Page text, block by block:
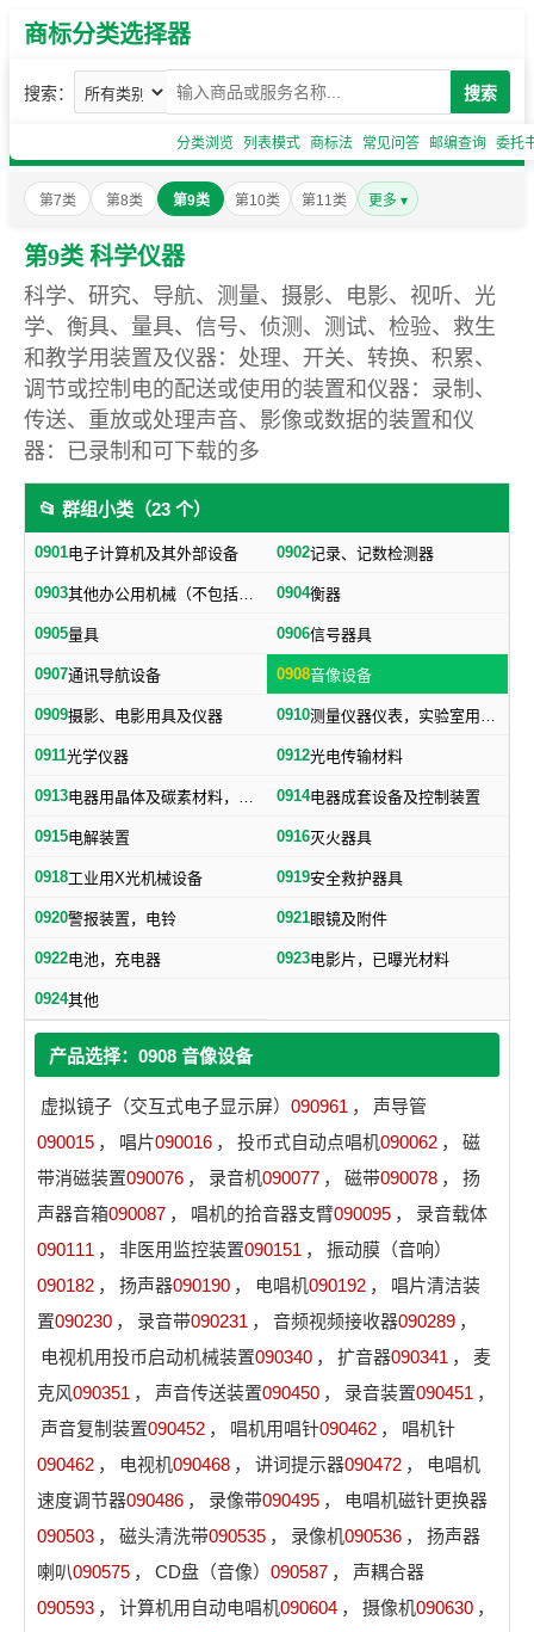
商标分类选择器
搜索： 搜索
分类浏览 列表模式 商标法 常见问答 邮编查询 委托
第7类 第8类 第9类 第10类 第11类 更多 ▾
第9类 科学仪器
科学、研究、导航、测量、摄影、电影、视听、光
学、衡具、量具、信号、侦测、测试、检验、救生
和教学用装置及仪器：处理、开关、转换、积累、
调节或控制电的配送或使用的装置和仪器：录制、
传送、重放或处理声音、影像或数据的装置和仪
器：已录制和可下载的多
📂 群组小类（23 个）
0901电子计算机及其外部设备 0902记录、记数检测器
0903 其他办公用机械（不包括打字机、誉写机、油印机） 0904衡器
0905量具 0906信号器具
0907通讯导航设备 0908音像设备
0909摄影、电影用具及仪器 0910 测量仪器仪表，实验室用器具，电测量仪器，科学仪器
0911光学仪器 0912光电传输材料
0913 电器用晶体及碳素材料，电子、电气通用元件 0914电器成套设备及控制装置
0915电解装置 0916灭火器具
0918工业用X光机械设备 0919安全救护器具
0920警报装置，电铃 0921眼镜及附件
0922电池，充电器 0923电影片，已曝光材料
0924其他
产品选择：0908 音像设备
虚拟镜子（交互式电子显示屏） 090961 ，
声导管
090015 ， 唱片090016 ， 投币式自动点唱机090062 ，
磁
带消磁装置090076 ， 录音机090077 ， 磁带090078 ，
扬
声器音箱090087 ， 唱机的拾音器支臂090095 ，
录音载体
090111 ， 非医用监控装置090151 ，
振动膜（音响）
090182 ， 扬声器090190 ， 电唱机090192 ，
唱片清洁装
置090230 ， 录音带090231 ， 音频视频接收器090289 ，
电视机用投币启动机械装置090340 ， 扩音器090341 ，
麦
克风090351 ， 声音传送装置090450 ， 录音装置090451 ，
声音复制装置090452 ， 唱机用唱针090462 ，
唱机针
090462 ， 电视机090468 ， 讲词提示器090472 ，
电唱机
速度调节器090486 ， 录像带090495 ，
电唱机磁针更换器
090503 ， 磁头清洗带090535 ， 录像机090536 ，
扬声器
喇叭090575 ， CD盘（音像） 090587 ，
声耦合器
090593 ， 计算机用自动电唱机090604 ， 摄像机090630 ，